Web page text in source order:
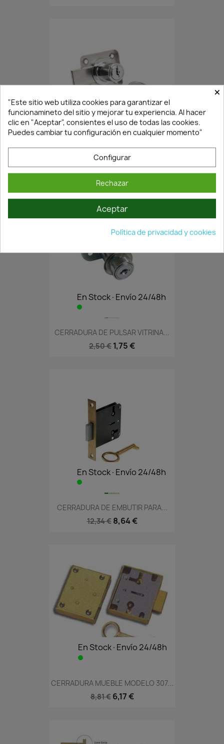
En Stock·Envío 24/48h
CERRADURA DE CROMO CON...
11,48 €8,04 €
En Stock·Envío 24/48h
CERRADURA DE PULSAR VITRINA...
2,50 € 1,75 €
En Stock·Envío 24/48h
CERRADURA DE EMBUTIR PARA...
12,34 € 8,64 €
En Stock·Envío 24/48h
CERRADURA MUEBLE MODELO 307...
8,81 € 6,17 €
×
"Este sitio web utiliza cookies para garantizar el
funcionamineto del sitio y mejorar tu experiencia. Al hacer
clic en "Aceptar", consientes el uso de todas las cookies.
Puedes cambiar tu configuración en cualquier momento"
Configurar
Rechazar
Aceptar
Política de privacidad y cookies